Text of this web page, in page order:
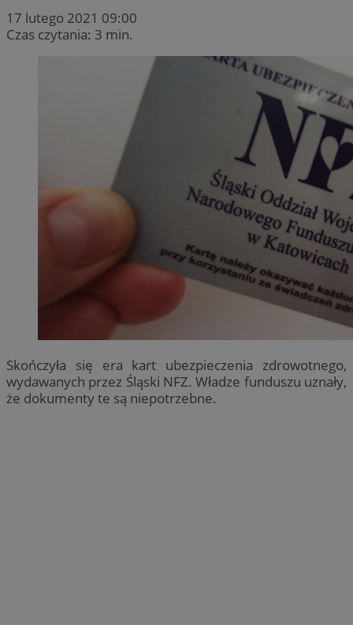
17 lutego 2021 09:00
Czas czytania: 3 min.
Skończyła się era kart ubezpieczenia zdrowotnego,
wydawanych przez Śląski NFZ. Władze funduszu uznały,
że dokumenty te są niepotrzebne.